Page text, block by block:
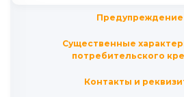
Предупреждение
Существенные
потребительского
Контакты и